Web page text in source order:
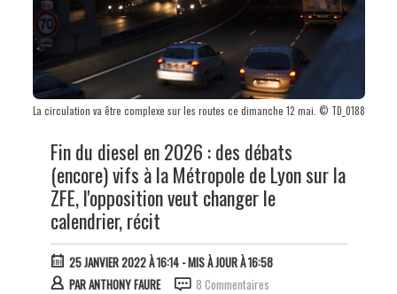
La circulation va être complexe sur les routes ce dimanche 12 mai. © TD_0188
Fin du diesel en 2026 : des débats
(encore) vifs à la Métropole de Lyon sur la
ZFE, l'opposition veut changer le
calendrier, récit
25 JANVIER 2022 À 16:14- MIS À JOUR À 16:58
PARANTHONY FAURE 8 Commentaires